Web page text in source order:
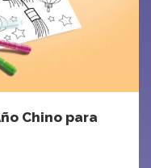
Chino para